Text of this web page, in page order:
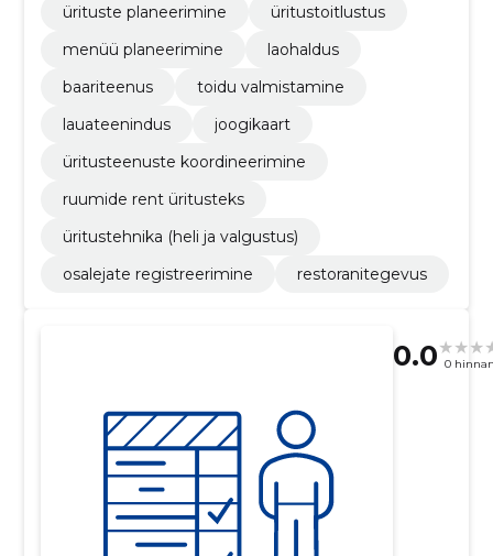
ürituste planeerimine
üritustoitlustus
menüü planeerimine
laohaldus
baariteenus
toidu valmistamine
lauateenindus
joogikaart
üritusteenuste koordineerimine
ruumide rent üritusteks
üritustehnika (heli ja valgustus)
osalejate registreerimine
restoranitegevus
0.0 0